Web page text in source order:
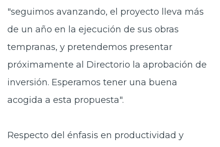
"seguimos avanzando, el proyecto lleva más
de un año en la ejecución de sus obras
tempranas, y pretendemos presentar
próximamente al Directorio la aprobación de
inversión. Esperamos tener una buena
acogida a esta propuesta".
Respecto del énfasis en productividad y